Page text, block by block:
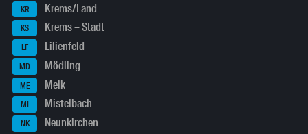
KR Krems/Land
KS Krems – Stadt
LF Lilienfeld
MD Mödling
ME Melk
MI Mistelbach
NK Neunkirchen